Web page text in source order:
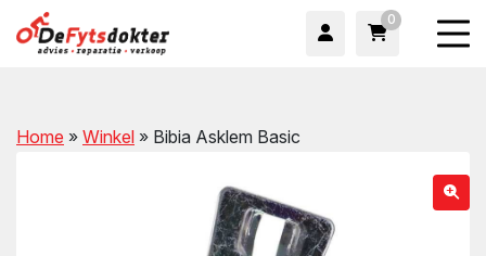
0
Home » Winkel » Bibia Asklem Basic